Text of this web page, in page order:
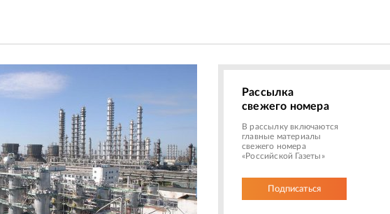
Рассылка
свежего номера
В рассылку включаются
главные материалы
свежего номера
«Российской Газеты»
Подписаться